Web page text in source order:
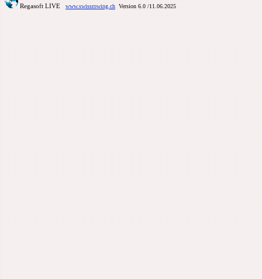
Regasoft LIVE www.swissrowing.chVersion 6.0/11.06.2025